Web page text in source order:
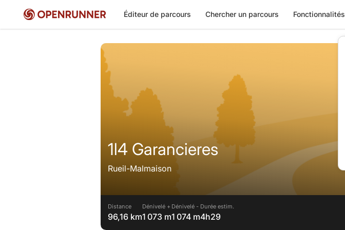
Éditeur de parcours Chercher un parcours Fonctionnalités
1l4 Garancieres
Rueil-Malmaison
Distance
96,16 km
Dénivelé +
1 073 m
Dénivelé -
1 074 m
Durée estim.
4h29